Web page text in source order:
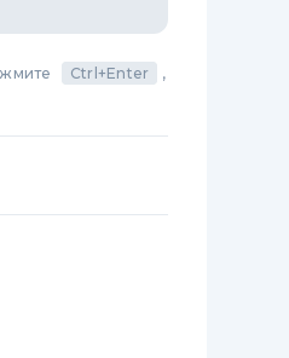
Ctrl+Enter
,